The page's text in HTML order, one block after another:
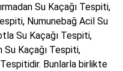
Su Kaçağı Tespiti,
Numunebağ Acil Su
Su Kaçağı Tespiti,
Su Kaçağı Tespiti,
Bunlarla birlikte